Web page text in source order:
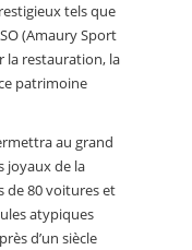
tels que
(Amaury Sport
restauration, la
patrimoine
au grand
joyaux de la
de 80 voitures et
atypiques
d’un siècle